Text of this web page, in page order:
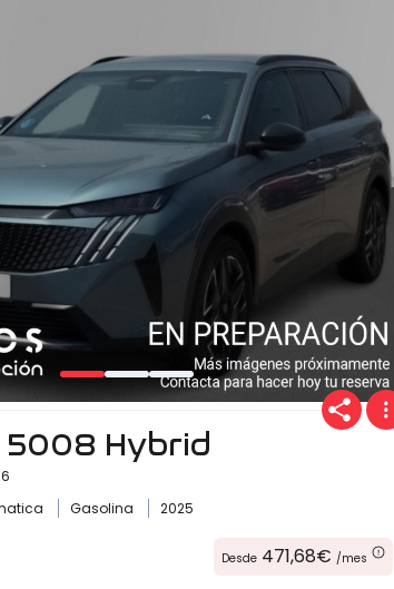
5008 Hybrid
Gasolina 2025
Desde 471,68€ /mes